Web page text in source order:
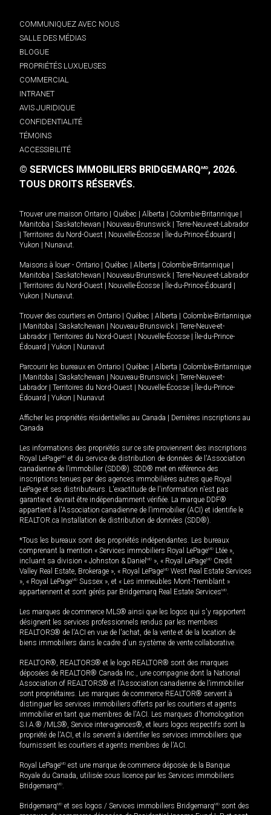
COMMUNIQUEZ AVEC NOUS
SALLE DES MÉDIAS
BLOGUE
PROPRIÉTÉS LUXUEUSES
COMMERCIAL
INTRANET
AVIS JURIDIQUE
CONFIDENTIALITÉ
TÉMOINS
ACCESSIBILITÉ
© SERVICES IMMOBILIERS BRIDGEMARQMD, 2026.
TOUS DROITS RÉSERVÉS.
Trouver une maison Ontario Québec Alberta Colombie-Britannique
Manitoba
Saskatchewan Nouveau-Brunswick
Terre-Neuve-et-Labrador
Territoires du Nord-Ouest Nouvelle-Écosse Île-du-Prince-Édouard
Yukon
Nunavut.
Maisons à louer - Ontario Québec Alberta Colombie-Britannique
Manitoba
Saskatchewan Nouveau-Brunswick
Terre-Neuve-et-Labrador
Territoires du Nord-Ouest Nouvelle-Écosse Île-du-Prince-Édouard
Yukon
Nunavut.
Trouver des courtiers en Ontario Québec Alberta
Colombie-Britannique
Manitoba Saskatchewan Nouveau-Brunswick
Terre-Neuve-et-
Labrador
Territoires du Nord-Ouest Nouvelle-Écosse
Île-du-Prince-
Édouard
Yukon Nunavut
Parcourir les bureaux en Ontario Québec Alberta
Colombie-Britannique
Manitoba Saskatchewan Nouveau-Brunswick
Terre-Neuve-et-
Labrador
Territoires du Nord-Ouest Nouvelle-Écosse
Île-du-Prince-
Édouard
Yukon Nunavut
Afficher les propriétés résidentielles au Canada
Dernières inscriptions au
Canada
Les informations des propriétés sur ce site proviennent des inscriptions
Royal LePageMD et du service de distribution de données de l'Association
canadienne de l’immobilier (SDD®). SDD® met en référence des
inscriptions tenues par des agences immobilières autres que Royal
LePage et ses distributeurs. L'exactitude de l'information n'est pas
garantie et devrait être indépendamment vérifiée. La marque DDF®
appartient à l'Association canadienne de l’immobilier (ACI) et identifie le
REALTOR.ca Installation de distribution de données (SDD®).
*Tous les bureaux sont des propriétés indépendantes. Les bureaux
comprenant la mention « Services immobiliers Royal LePageMD Ltée »,
incluant sa division « Johnston & Daniel MD », « Royal LePageMD Credit
Valley Real Estate, Brokerage », « Royal LePageMD West Real Estate Services
», « Royal LePageMD Sussex », et « Les immeubles Mont-Tremblant »
appartiennent et sont gérés par Bridgemarq Real Estate ServicesMD.
Les marques de commerce MLS® ainsi que les logos qui s'y rapportent
désignent les services professionnels rendus par les membres
REALTORS® de l'ACI en vue de l'achat, de la vente et de la location de
biens immobiliers dans le cadre d'un système de vente collaborative.
REALTOR®, REALTORS® et le logo REALTOR® sont des marques
déposées de REALTOR® Canada Inc., une compagnie dont la National
Association of REALTORS® et l'Association canadienne de l’immobilier
sont propriétaires. Les marques de commerce REALTOR® servent à
distinguer les services immobiliers offerts par les courtiers et agents
immobilier en tant que membres de l'ACI. Les marques d'homologation
S.I.A.® /MLS®, Service inter-agences®, et leurs logos respectifs sont la
propriété de l'ACI, et ils servent à identifier les services immobiliers que
fournissent les courtiers et agents membres de l'ACI.
Royal LePageMD est une marque de commerce déposée de la Banque
Royale du Canada, utilisée sous licence par les Services immobiliers
BridgemarqMD.
BridgemarqMD et ses logos / Services immobiliers BridgemarqMD sont des